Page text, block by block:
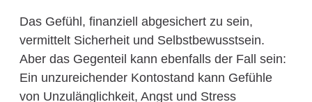
Das Gefühl, finanziell abgesichert zu sein,
vermittelt Sicherheit und Selbstbewusstsein.
Aber das Gegenteil kann ebenfalls der Fall sein:
Ein unzureichender Kontostand kann Gefühle
von Unzulänglichkeit, Angst und Stress